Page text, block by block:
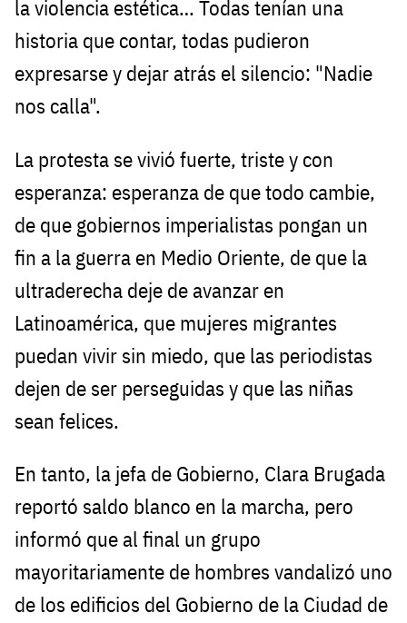
la violencia estética… Todas tenían una
historia que contar, todas pudieron
expresarse y dejar atrás el silencio: "Nadie
nos calla".
La protesta se vivió fuerte, triste y con
esperanza: esperanza de que todo cambie,
de que gobiernos imperialistas pongan un
fin a la guerra en Medio Oriente, de que la
ultraderecha deje de avanzar en
Latinoamérica, que mujeres migrantes
puedan vivir sin miedo, que las periodistas
dejen de ser perseguidas y que las niñas
sean felices.
En tanto, la jefa de Gobierno, Clara Brugada
reportó saldo blanco en la marcha, pero
informó que al final un grupo
mayoritariamente de hombres vandalizó uno
de los edificios del Gobierno de la Ciudad de